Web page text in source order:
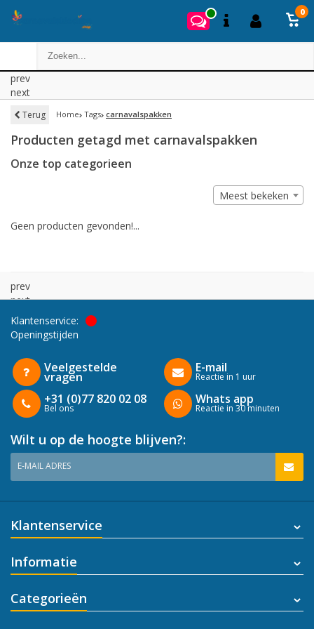
0
prev
next
Terug Home Tags carnavalspakken
Producten getagd met carnavalspakken
Onze top categorieen
Meest bekeken
Geen producten gevonden!...
prev
next
Klantenservice:
Openingstijden
Veelgestelde
vragen
+31 (0)77 820 02 08
Bel ons
E-mail
Reactie in 1 uur
Whats app
Reactie in 30 minuten
Wilt u op de hoogte blijven?:
E-MAIL ADRES
Klantenservice
Informatie
Categorieën